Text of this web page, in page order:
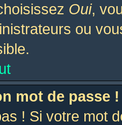
Oui,
ou
mot de passe !
! Si votre mot